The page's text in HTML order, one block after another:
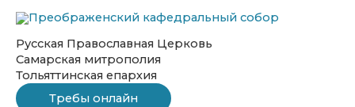
содержимому
Русская Православная Церковь
Самарская митрополия
Тольяттинская епархия
Требы онлайн